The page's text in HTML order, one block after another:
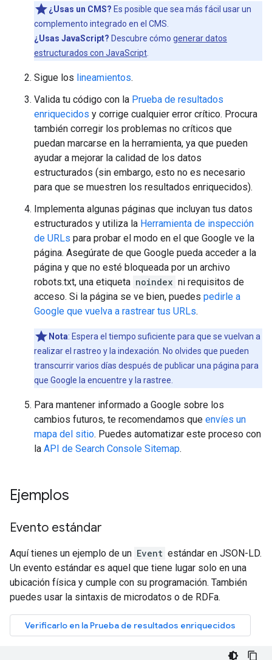
¿Usas un CMS? Es posible que sea más fácil usar un
complemento integrado en el CMS.
¿Usas JavaScript? Descubre cómo generar datos
estructurados con JavaScript
Sigue los lineamientos.
Valida tu código con la Prueba de resultados
enriquecidos y corrige cualquier error crítico. Procura
también corregir los problemas no críticos que
puedan marcarse en la herramienta, ya que pueden
ayudar a mejorar la calidad de los datos
estructurados (sin embargo, esto no es necesario
para que se muestren los resultados enriquecidos).
Implementa algunas páginas que incluyan tus datos
estructurados y utiliza la Herramienta de inspección
de URLs para probar el modo en el que Google ve la
página. Asegúrate de que Google pueda acceder a la
página y que no esté bloqueada por un archivo
robots.txt, una etiqueta noindex ni requisitos de
acceso. Si la página se ve bien, puedes pedirle a
Google que vuelva a rastrear tus URLs.
Nota: Espera el tiempo suficiente para que se vuelvan a
realizar el rastreo y la indexación. No olvides que pueden
transcurrir varios días después de publicar una página para
que Google la encuentre y la rastree.
Para mantener informado a Google sobre los
cambios futuros, te recomendamos que envíes un
mapa del sitio. Puedes automatizar este proceso con
la API de Search Console Sitemap.
Ejemplos
Evento estándar
Aquí tienes un ejemplo de un Event estándar en JSON-LD.
Un evento estándar es aquel que tiene lugar solo en una
ubicación física y cumple con su programación. También
puedes usar la sintaxis de microdatos o de RDFa.